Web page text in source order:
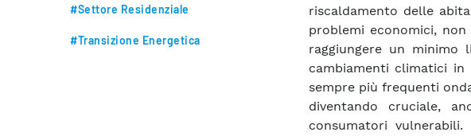
#Settore Residenziale
#Transizione Energetica
riscaldamento delle
problemi economici,
raggiungere un
cambiamenti climatici
sempre più frequenti
diventando cruciale,
consumatori